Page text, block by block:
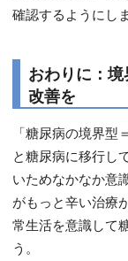
確認するようにし
おわりに：
改善を
「糖尿病の境界
と糖尿病に移行し
いためなかなか意
がもっと辛い治療
常生活を意識して
う。